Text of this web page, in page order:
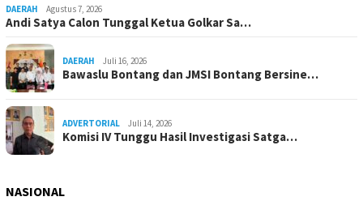
DAERAH Agustus 7, 2026
Andi Satya Calon Tunggal Ketua Golkar Sa…
DAERAH Juli 16, 2026
Bawaslu Bontang dan JMSI Bontang Bersine…
ADVERTORIAL Juli 14, 2026
Komisi IV Tunggu Hasil Investigasi Satga…
NASIONAL